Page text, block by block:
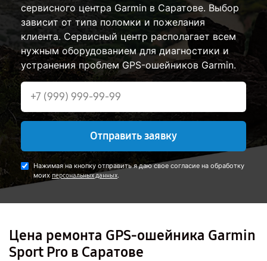
сервисного центра Garmin в Саратове. Выбор
зависит от типа поломки и пожелания
клиента. Сервисный центр располагает всем
нужным оборудованием для диагностики и
устранения проблем GPS-ошейников Garmin.
Отправить заявку
Нажимая на кнопку отправить я даю свое согласие на обработку
моих персональных данных.
Цена ремонта GPS-ошейника Garmin
Sport Pro в Саратове